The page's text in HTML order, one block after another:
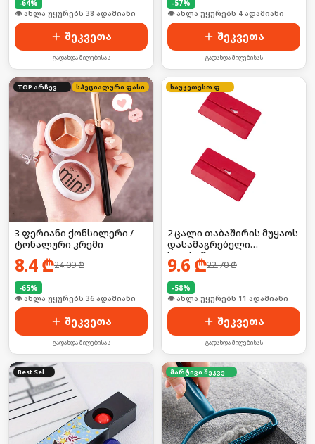
-64%
🛒 ბოლო 24სთ-ში იყიდა 10-მა
შეკვეთა
გადახდა მიღებისას
-57%
🛒 ბოლო 24სთ-ში იყიდა 3-მა
შეკვეთა
გადახდა მიღებისას
სპეციალური ფასი
3 ფერიანი ქონსილერი /
ტონალური კრემი
8.4₾24.09₾
-65%
🛒 ბოლო 24სთ-ში იყიდა 54-მა
შეკვეთა
გადახდა მიღებისას
2 ცალი თაბაშირის მუყაოს
დასამაგრებელი
ხელსაწყო
9.6 ₾22.70₾
-58%
🛒 ბოლო 24სთ-ში იყიდა 19-მა
შეკვეთა
გადახდა მიღებისას